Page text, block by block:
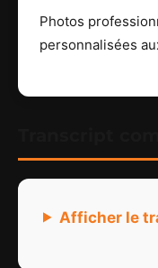
Photos
personnalisées
Afficher le